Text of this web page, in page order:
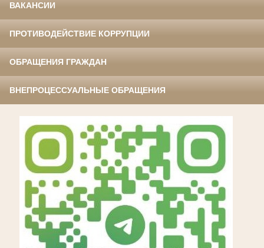
ВАКАНСИИ
ПРОТИВОДЕЙСТВИЕ КОРРУПЦИИ
ОБРАЩЕНИЯ ГРАЖДАН
ВНЕПРОЦЕССУАЛЬНЫЕ ОБРАЩЕНИЯ